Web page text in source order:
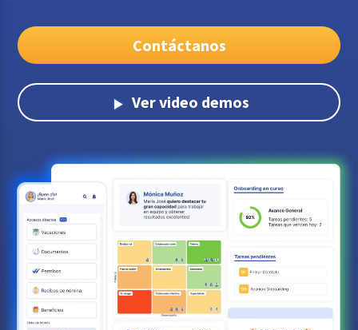
Contáctanos
Ver video demos